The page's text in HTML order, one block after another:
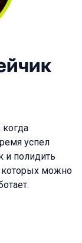
когда
успел
и полидить
которых можно